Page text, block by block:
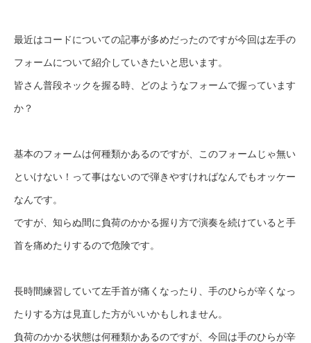
最近はコードについての記事が多めだったのですが今回は左手の
フォームについて紹介していきたいと思います。
皆さん普段ネックを握る時、どのようなフォームで握っています
か？
基本のフォームは何種類かあるのですが、このフォームじゃ無い
といけない！って事はないので弾きやすければなんでもオッケー
なんです。
ですが、知らぬ間に負荷のかかる握り方で演奏を続けていると手
首を痛めたりするので危険です。
長時間練習していて左手首が痛くなったり、手のひらが辛くなっ
たりする方は見直した方がいいかもしれません。
負荷のかかる状態は何種類かあるのですが、今回は手のひらが辛